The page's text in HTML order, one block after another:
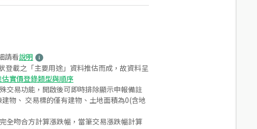
請看說明
登載之「主要用途」資料推估而成，故資料呈
實價登錄類型與順序
交易功能，開啟後可即時排除顯示申報備註
物、 交易標的僅有建物、土地面積為0(含地
全吻合方計算漲跌幅，當筆交易漲跌幅計算